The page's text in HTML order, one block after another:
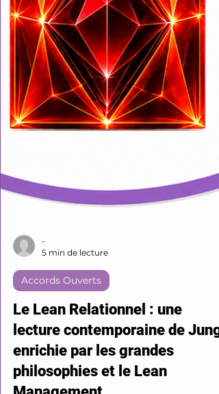
5 min de lecture
Accords Ouverts
Le Lean Relationnel : une
lecture contemporaine de Jung,
enrichie par les grandes